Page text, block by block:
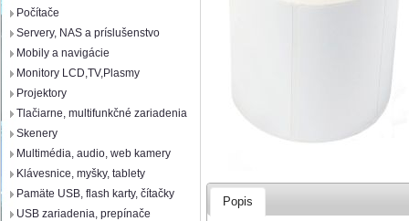
Počítače
Servery, NAS a príslušenstvo
Mobily a navigácie
Monitory LCD,TV,Plasmy
Projektory
Tlačiarne, multifunkčné zariadenia
Skenery
Multimédia, audio, web kamery
Klávesnice, myšky, tablety
Pamäte USB, flash karty, čítačky
USB zariadenia, prepínače
Popis